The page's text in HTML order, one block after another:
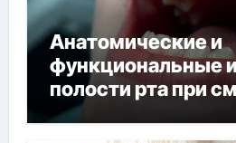
Анатомические и
функциональные
полости рта при
прикуса